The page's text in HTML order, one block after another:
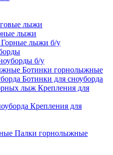
лыжи
лыжи
Горные лыжи б/у
б/у
Ботинки горнолыжные
Ботинки для сноуборда
Крепления для
Крепления для
Палки горнолыжные